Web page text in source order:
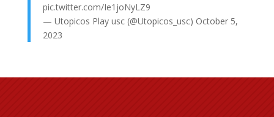
pic.twitter.com/Ie1joNyLZ9
— Utopicos Play usc (@Utopicos_usc) October 5,
2023